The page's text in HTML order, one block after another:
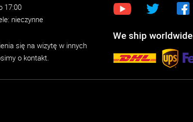
17:00
nieczynne
się na wizytę w innych
o kontakt.
We ship worldwide